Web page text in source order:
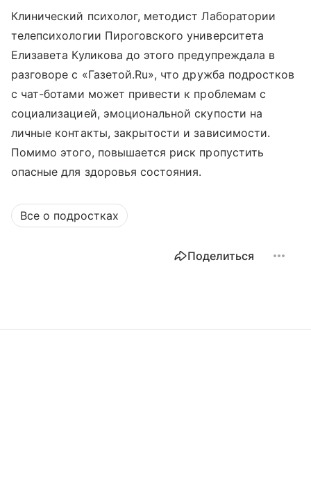
Клинический психолог, методист Лаборатории
телепсихологии Пироговского университета
Елизавета Куликова до этого предупреждала в
разговоре с «Газетой.Ru», что дружба подростков
с чат-ботами может привести к проблемам с
социализацией, эмоциональной скупости на
личные контакты, закрытости и зависимости.
Помимо этого, повышается риск пропустить
опасные для здоровья состояния.
Все о подростках
Поделиться